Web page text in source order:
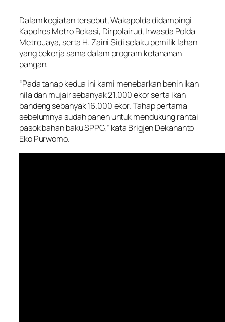
Dalam kegiatan tersebut, Wakapolda didampingi
Kapolres Metro Bekasi, Dirpolairud, Irwasda Polda
Metro Jaya, serta H. Zaini Sidi selaku pemilik lahan
yang bekerja sama dalam program ketahanan
pangan.
“Pada tahap kedua ini kami menebarkan benih ikan
nila dan mujair sebanyak 21.000 ekor serta ikan
bandeng sebanyak 16.000 ekor. Tahap pertama
sebelumnya sudah panen untuk mendukung rantai
pasok bahan baku SPPG,” kata Brigjen Dekananto
Eko Purwomo.